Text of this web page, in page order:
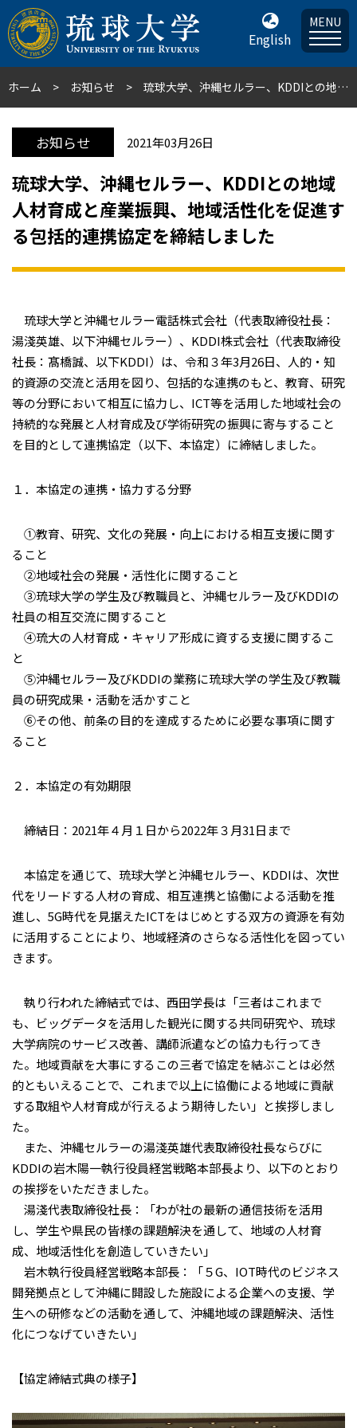
English
MENU
ホーム お知らせ 琉球大学、沖縄セルラー、KDDIとの地域人材育成と産業振興、地域活性化を促進する包括的連携協定を締結しました
お知らせ 2021年03月26日
琉球大学、沖縄セルラー、KDDIとの地域
人材育成と産業振興、地域活性化を促進す
る包括的連携協定を締結しました
琉球大学と沖縄セルラー電話株式会社（代表取締役社長：
湯淺英雄、以下沖縄セルラー）、KDDI株式会社（代表取締役
社長：髙橋誠、以下KDDI）は、令和３年3月26日、人的・知
的資源の交流と活用を図り、包括的な連携のもと、教育、研究
等の分野において相互に協力し、ICT等を活用した地域社会の
持続的な発展と人材育成及び学術研究の振興に寄与すること
を目的として連携協定（以下、本協定）に締結しました。
１．本協定の連携・協力する分野
①教育、研究、文化の発展・向上における相互支援に関す
ること
②地域社会の発展・活性化に関すること
③琉球大学の学生及び教職員と、沖縄セルラー及びKDDIの
社員の相互交流に関すること
④琉大の人材育成・キャリア形成に資する支援に関するこ
と
⑤沖縄セルラー及びKDDIの業務に琉球大学の学生及び教職
員の研究成果・活動を活かすこと
⑥その他、前条の目的を達成するために必要な事項に関す
ること
２．本協定の有効期限
締結日：2021年４月１日から2022年３月31日まで
本協定を通じて、琉球大学と沖縄セルラー、KDDIは、次世
代をリードする人材の育成、相互連携と協働による活動を推
進し、5G時代を見据えたICTをはじめとする双方の資源を有効
に活用することにより、地域経済のさらなる活性化を図ってい
きます。
執り行われた締結式では、西田学長は「三者はこれまで
も、ビッグデータを活用した観光に関する共同研究や、琉球
大学病院のサービス改善、講師派遣などの協力も行ってき
た。地域貢献を大事にするこの三者で協定を結ぶことは必然
的ともいえることで、これまで以上に協働による地域に貢献
する取組や人材育成が行えるよう期待したい」と挨拶しまし
た。
また、沖縄セルラーの湯淺英雄代表取締役社長ならびに
KDDIの岩木陽一執行役員経営戦略本部長より、以下のとおり
の挨拶をいただきました。
湯淺代表取締役社長：「わが社の最新の通信技術を活用
し、学生や県民の皆様の課題解決を通して、地域の人材育
成、地域活性化を創造していきたい」
岩木執行役員経営戦略本部長：「５G、IOT時代のビジネス
開発拠点として沖縄に開設した施設による企業への支援、学
生への研修などの活動を通して、沖縄地域の課題解決、活性
化につなげていきたい」
【協定締結式典の様子】